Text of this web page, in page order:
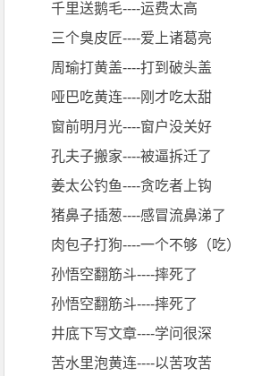
千里送鹅毛----运费太高
三个臭皮匠----爱上诸葛亮
周瑜打黄盖----打到破头盖
哑巴吃黄连----刚才吃太甜
窗前明月光----窗户没关好
孔夫子搬家----被逼拆迁了
姜太公钓鱼----贪吃者上钩
猪鼻子插葱----感冒流鼻涕了
肉包子打狗----一个不够（吃）
孙悟空翻筋斗----摔死了
孙悟空翻筋斗----摔死了
井底下写文章----学问很深
苦水里泡黄连----以苦攻苦